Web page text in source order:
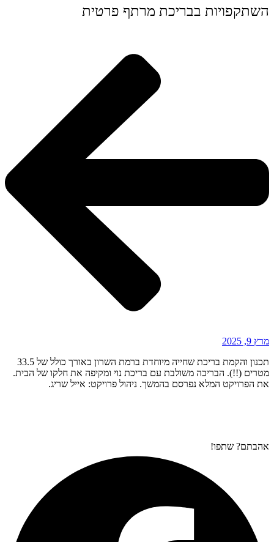
השתקפויות בבריכת מרתף פרטית
מרץ 9, 2025
תכנון והקמת בריכת שחייה מיוחדת ברמת השרון באורך כולל של 33.5
מטרים (!!). הבריכה משולבת עם בריכת נוי ומקיפה את חלקו של הבית.
את הפרויקט המלא נפרסם בהמשך. ניהול פרויקט: אייל שריג.
אהבתם? שתפו!